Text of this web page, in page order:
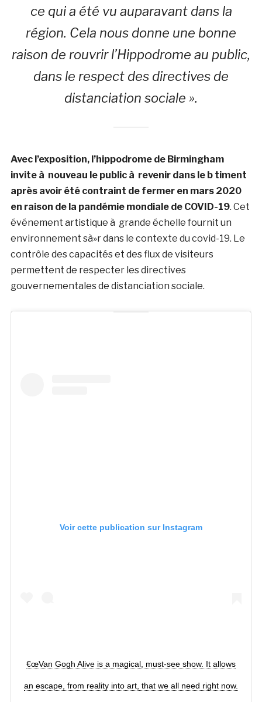
ce qui a été vu auparavant dans la
région. Cela nous donne une bonne
raison de rouvrir l’Hippodrome au public,
dans le respect des directives de
distanciation sociale ».
Avec l’exposition, l’hippodrome de Birmingham
invite à nouveau le public à revenir dans le b timent
après avoir été contraint de fermer en mars 2020
en raison de la pandémie mondiale de COVID-19. Cet
événement artistique à grande échelle fournit un
environnement sà»r dans le contexte du covid-19. Le
contrôle des capacités et des flux de visiteurs
permettent de respecter les directives
gouvernementales de distanciation sociale.
Voir cette publication sur Instagram
€œVan Gogh Alive is a magical, must-see show. It allows
an escape, from reality into art, that we all need right now.